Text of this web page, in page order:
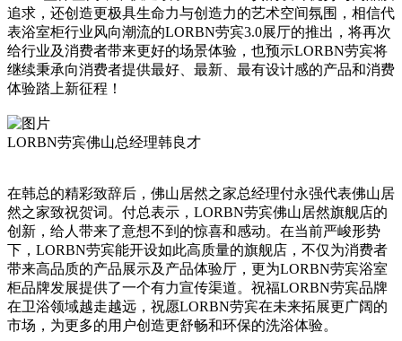
追求，还创造更极具生命力与创造力的艺术空间氛围，相信代
表浴室柜行业风向潮流的LORBN劳宾3.0展厅的推出，将再次
给行业及消费者带来更好的场景体验，也预示LORBN劳宾将
继续秉承向消费者提供最好、最新、最有设计感的产品和消费
体验踏上新征程！
LORBN劳宾佛山总经理韩良才
在韩总的精彩致辞后，佛山居然之家总经理付永强代表佛山居
然之家致祝贺词。付总表示，LORBN劳宾佛山居然旗舰店的
创新，给人带来了意想不到的惊喜和感动。在当前严峻形势
下，LORBN劳宾能开设如此高质量的旗舰店，不仅为消费者
带来高品质的产品展示及产品体验厅，更为LORBN劳宾浴室
柜品牌发展提供了一个有力宣传渠道。祝福LORBN劳宾品牌
在卫浴领域越走越远，祝愿LORBN劳宾在未来拓展更广阔的
市场，为更多的用户创造更舒畅和环保的洗浴体验。